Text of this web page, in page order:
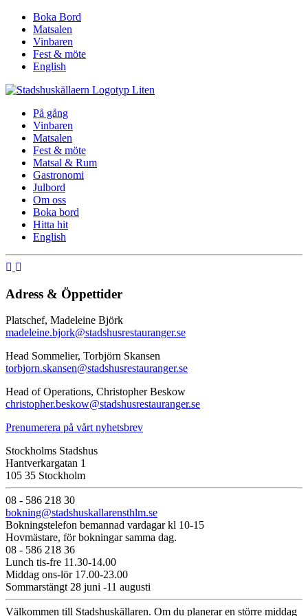
Boka Bord
Matsalen
Vinbaren
Fest & möte
English
På gång
Vinbaren
Matsalen
Fest & möte
Matsal & Rum
Gastronomi
Julbord
Om oss
Boka bord
Hitta hit
English
Adress & Öppettider
Platschef, Madeleine Björk
madeleine.bjork@stadshusrestauranger.se
Head Sommelier, Torbjörn Skansen
torbjorn.skansen@stadshusrestauranger.se
Head of Operations, Christopher Beskow
christopher.beskow@stadshusrestauranger.se
Prenumerera på vårt nyhetsbrev
Stockholms Stadshus
Hantverkargatan 1
105 35 Stockholm
08 - 586 218 30
bokning@stadshuskallarensthlm.se
Bokningstelefon bemannad vardagar kl 10-15
Hovmästare, för bokningar samma dag.
08 - 586 218 36
Lunch tis-fre 11.30-14.00
Middag ons-lör 17.00-23.00
Sommarstängt 28 juni -11 augusti
Välkommen till Stadshuskällaren. Om du planerar en större middag